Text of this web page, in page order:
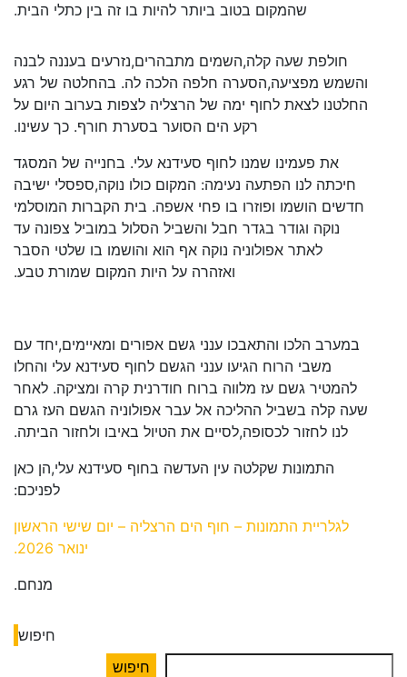
שהמקום בטוב ביותר להיות בו זה בין כתלי הבית.
חולפת שעה קלה,השמים מתבהרים,נזרעים בעננה לבנה
והשמש מפציעה,הסערה חלפה הלכה לה. בהחלטה של רגע
החלטנו לצאת לחוף ימה של הרצליה לצפות בערוב היום על
רקע הים הסוער בסערת חורף. כך עשינו.
את פעמינו שמנו לחוף סעידנא עלי. בחנייה של המסגד
חיכתה לנו הפתעה נעימה: המקום כולו נוקה,ספסלי ישיבה
חדשים הושמו ופוזרו בו פחי אשפה. בית הקברות המוסלמי
נוקה וגודר בגדר חבל והשביל הסלול במוביל צפונה עד
לאתר אפולוניה נוקה אף הוא והושמו בו שלטי הסבר
ואזהרה על היות המקום שמורת טבע.
במערב הלכו והתאבכו ענני גשם אפורים ומאיימים,יחד עם
משבי הרוח הגיעו ענני הגשם לחוף סעידנא עלי והחלו
להמטיר גשם עז מלווה ברוח חודרנית קרה ומציקה. לאחר
שעה קלה בשביל ההליכה אל עבר אפולוניה הגשם העז גרם
לנו לחזור לכסופה,לסיים את הטיול באיבו ולחזור הביתה.
התמונות שקלטה עין העדשה בחוף סעידנא עלי,הן כאן
לפניכם:
לגלריית התמונות – חוף הים הרצליה – יום שישי הראשון
ינואר 2026.
מנחם.
חיפוש
חיפוש